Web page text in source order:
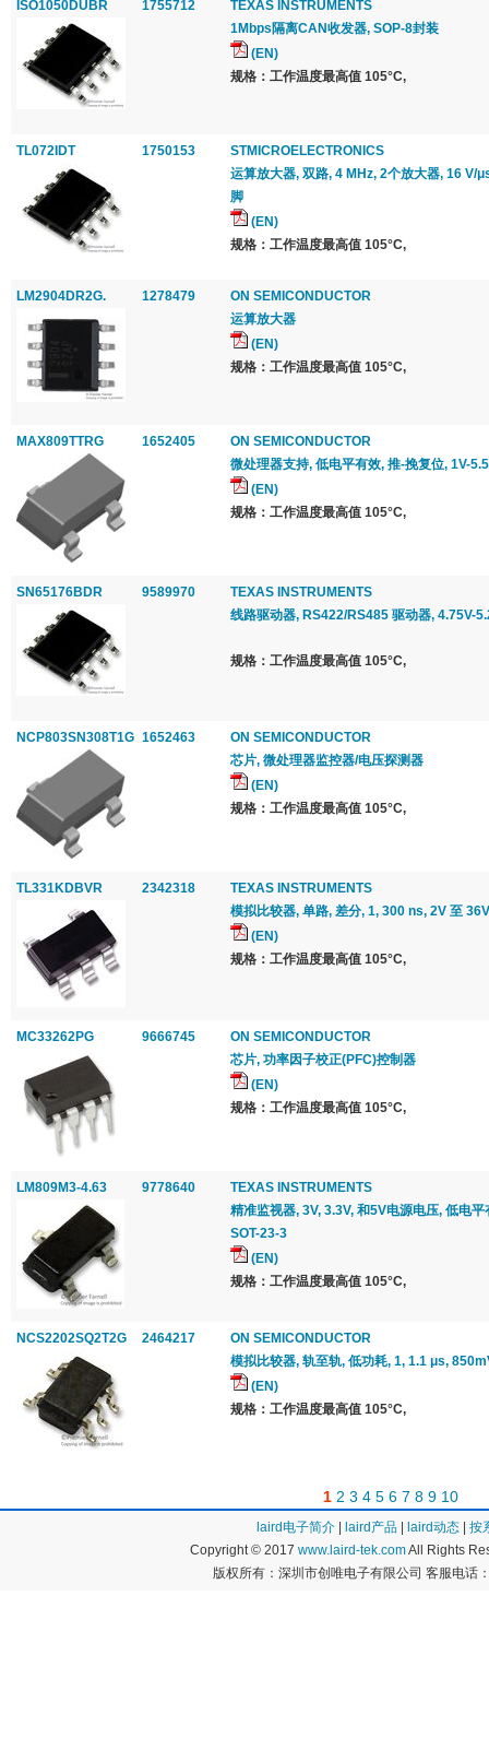
ISO1050DUBR 1755712
TEXAS INSTRUMENTS
1Mbps隔离CAN收发器, SOP-8封装
(EN)
规格：工作温度最高值 105°C,
TL072IDT 1750153
STMICROELECTRONICS
运算放大器, 双路, 4 MHz, 2个放大器, 16 V/
脚
(EN)
规格：工作温度最高值 105°C,
LM2904DR2G. 1278479
ON SEMICONDUCTOR
运算放大器
(EN)
规格：工作温度最高值 105°C,
MAX809TTRG 1652405
ON SEMICONDUCTOR
微处理器支持, 低电平有效, 推-挽复位, 1V-
(EN)
规格：工作温度最高值 105°C,
SN65176BDR 9589970
TEXAS INSTRUMENTS
线路驱动器, RS422/RS485 驱动器, 4.75V-
规格：工作温度最高值 105°C,
NCP803SN308T1G 1652463
ON SEMICONDUCTOR
芯片, 微处理器监控器/电压探测器
(EN)
规格：工作温度最高值 105°C,
TL331KDBVR 2342318
TEXAS INSTRUMENTS
模拟比较器, 单路, 差分, 1, 300 ns, 2V 至
(EN)
规格：工作温度最高值 105°C,
MC33262PG 9666745
ON SEMICONDUCTOR
芯片, 功率因子校正(PFC)控制器
(EN)
规格：工作温度最高值 105°C,
LM809M3-4.63 9778640
TEXAS INSTRUMENTS
精准监视器, 3V, 3.3V, 和5V电源电压, 低电
SOT-23-3
(EN)
规格：工作温度最高值 105°C,
NCS2202SQ2T2G 2464217
ON SEMICONDUCTOR
模拟比较器, 轨至轨, 低功耗, 1, 1.1 μs,
(EN)
规格：工作温度最高值 105°C,
1 2 3 4 5 6 7 8 9 10
laird电子简介 laird产品 laird动态
按
Copyright © 2017 www.laird-tek.comAll Rights
版权所有：深圳市创唯电子有限公司 客服电话